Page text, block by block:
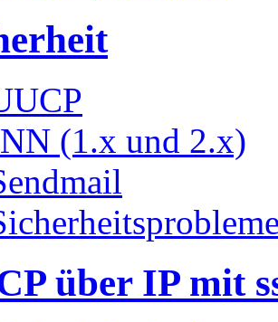
(1.x und 2.x)
über IP mit